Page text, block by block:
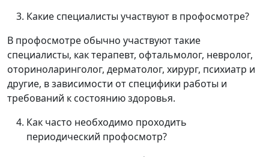
Какие специалисты участвуют в профосмотре?
В профосмотре обычно участвуют такие
специалисты, как терапевт, офтальмолог, невролог,
оториноларинголог, дерматолог, хирург, психиатр и
другие, в зависимости от специфики работы и
требований к состоянию здоровья.
Как часто необходимо проходить
периодический профосмотр?